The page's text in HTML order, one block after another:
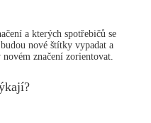
a kterých spotřebičů se
nové štítky vypadat a
značení zorientovat.